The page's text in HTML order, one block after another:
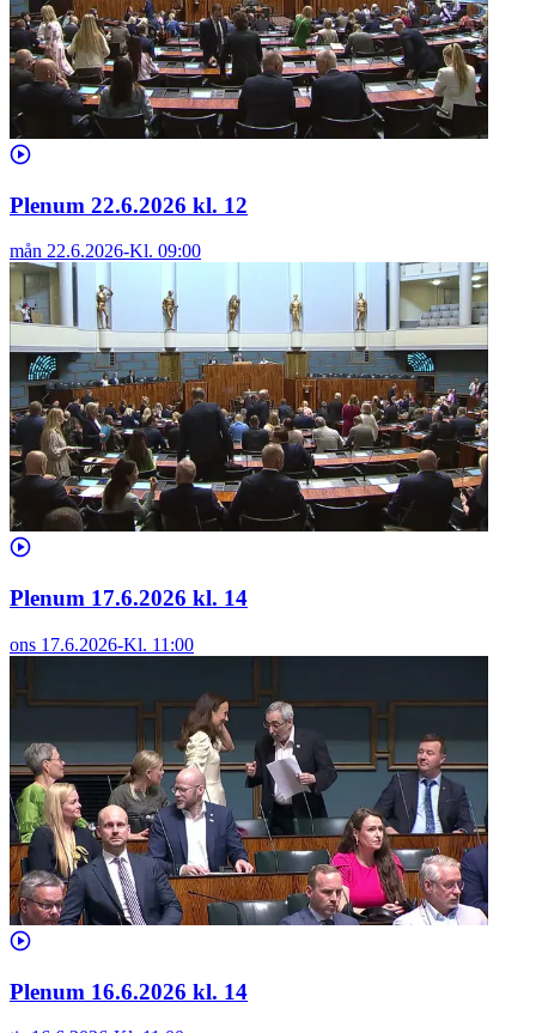
Plenum 22.6.2026 kl. 12
mån 22.6.2026-Kl. 09:00
Plenum 17.6.2026 kl. 14
ons 17.6.2026-Kl. 11:00
Plenum 16.6.2026 kl. 14